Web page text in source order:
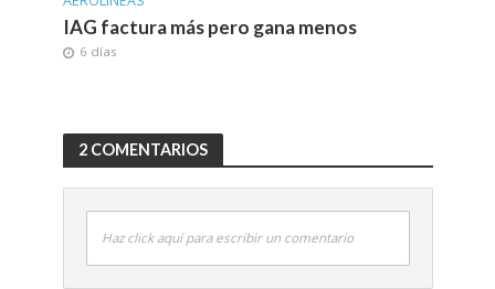
IAG factura más pero gana menos
6 días
2 COMENTARIOS
Haz click aquí para escribir un comentario